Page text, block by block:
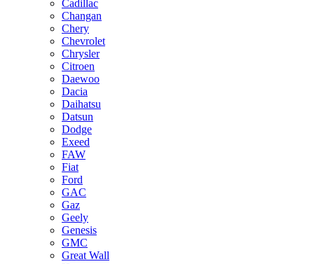
Cadillac
Changan
Chery
Chevrolet
Chrysler
Citroen
Daewoo
Dacia
Daihatsu
Datsun
Dodge
Exeed
FAW
Fiat
Ford
GAC
Gaz
Geely
Genesis
GMC
Great Wall